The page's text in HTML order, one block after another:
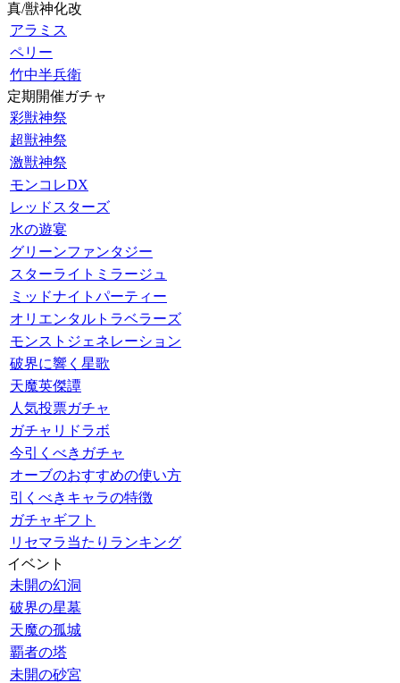
真/獣神化改
アラミス
ペリー
竹中半兵衛
定期開催ガチャ
彩獣神祭
超獣神祭
激獣神祭
モンコレDX
レッドスターズ
水の遊宴
グリーンファンタジー
スターライトミラージュ
ミッドナイトパーティー
オリエンタルトラベラーズ
モンストジェネレーション
破界に響く星歌
天魔英傑譚
人気投票ガチャ
ガチャリドラボ
今引くべきガチャ
オーブのおすすめの使い方
引くべきキャラの特徴
ガチャギフト
リセマラ当たりランキング
イベント
未開の幻洞
破界の星墓
天魔の孤城
覇者の塔
未開の砂宮